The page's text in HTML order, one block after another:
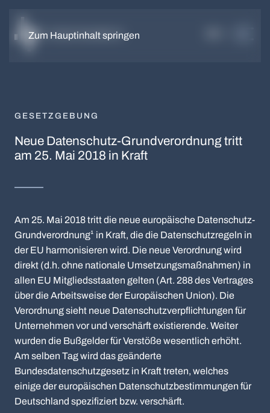
Zum Hauptinhalt springen
GESETZGEBUNG
Neue Datenschutz-Grundverordnung tritt
am 25. Mai 2018 in Kraft
Am 25. Mai 2018 tritt die neue europäische Datenschutz-
Grundverordnung¹ in Kraft, die die Datenschutzregeln in
der EU harmonisieren wird. Die neue Verordnung wird
direkt (d.h. ohne nationale Umsetzungsmaßnahmen) in
allen EU Mitgliedsstaaten gelten (Art. 288 des Vertrages
über die Arbeitsweise der Europäischen Union). Die
Verordnung sieht neue Datenschutzverpflichtungen für
Unternehmen vor und verschärft existierende. Weiter
wurden die Bußgelder für Verstöße wesentlich erhöht.
Am selben Tag wird das geänderte
Bundesdatenschutzgesetz in Kraft treten, welches
einige der europäischen Datenschutzbestimmungen für
Deutschland spezifiziert bzw. verschärft.